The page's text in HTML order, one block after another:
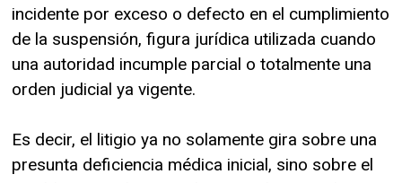
incidente por exceso o defecto en el cumplimiento
de la suspensión, figura jurídica utilizada cuando
una autoridad incumple parcial o totalmente una
orden judicial ya vigente.
Es decir, el litigio ya no solamente gira sobre una
presunta deficiencia médica inicial, sino sobre el